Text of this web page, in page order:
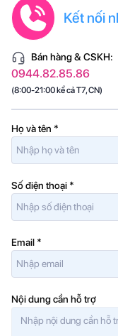
Kết nối
Bán hàng & CSKH:
0944.82.85.86
(8:00-21:00 kể cả T7, CN)
Họ và tên *
Số điện thoại *
Email *
Nội dung cần hỗ trợ